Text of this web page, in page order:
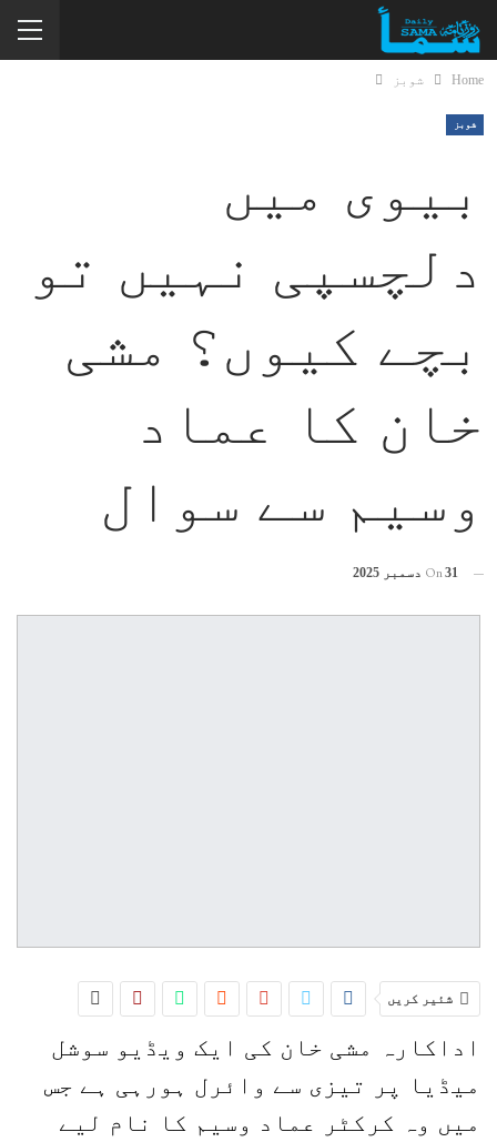
Home شوبز
شوبز
بیوی میں
دلچسپی نہیں تو
بچے کیوں؟ مشی
خان کا عماد
وسیم سے سوال
On31 دسمبر 2025
شئیر کریں
اداکارہ مشی خان کی ایک ویڈیو سوشل
میڈیا پر تیزی سے وائرل ہورہی ہے جس
میں وہ کرکٹر عماد وسیم کا نام لیے